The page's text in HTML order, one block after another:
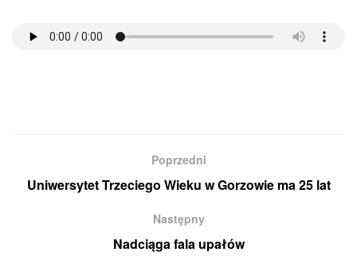
Poprzedni
Uniwersytet Trzeciego Wieku w Gorzowie ma 25 lat
Następny
Nadciąga fala upałów